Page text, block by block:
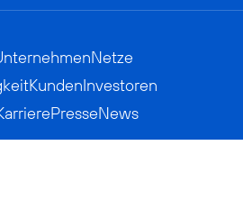
Netze
KundenInvestoren
PresseNews